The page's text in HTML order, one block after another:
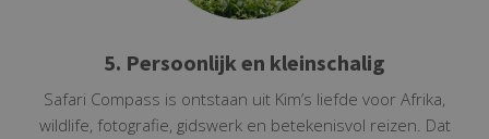
5. Persoonlijk en kleinschalig
Safari Compass is ontstaan uit Kim’s liefde voor Afrika,
wildlife, fotografie, gidswerk en betekenisvol reizen. Dat